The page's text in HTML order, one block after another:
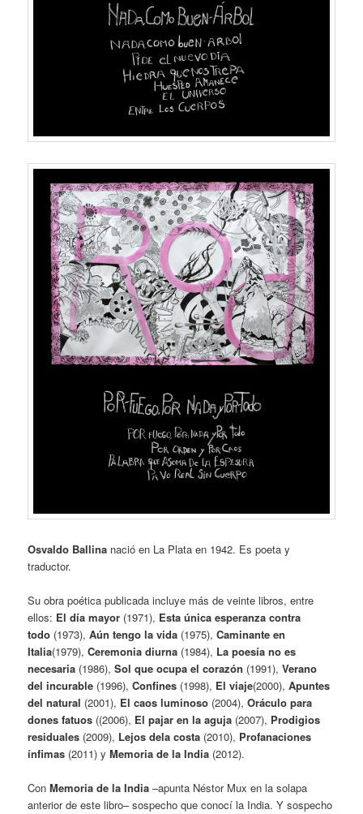
Osvaldo Ballina nació en La Plata en 1942. Es poeta y
traductor.
Su obra poética publicada incluye más de veinte libros, entre
ellos: El día mayor (1971), Esta única esperanza contra
todo (1973),Aún tengo la vida (1975),Caminante en
Italia(1979),Ceremonia diurna (1984), La poesía no es
necesaria (1986),Sol que ocupa el corazón (1991),Verano
del incurable (1996),Confines (1998), El viaje(2000),Apuntes
del natural (2001), El caos luminoso (2004),Oráculo para
dones fatuos ((2006), El pajar en la aguja (2007), Prodigios
residuales (2009), Lejos dela costa (2010), Profanaciones
ínfimas (2011) yMemoria de la India (2012).
Con Memoria de la India–apunta Néstor Mux en la solapa
anterior de este libro– sospecho que conocí la India. Y sospecho